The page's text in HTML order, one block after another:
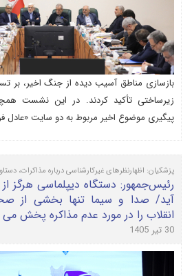
بازسازی مناطق آسیب دیده از جنگ اخیر، بر
زیرساختی تأکید کردند. در این نشست
پیگیری موضوع اخیر مربوط به دو سایت «عادل
پزشکیان: اظهارنظرهای غیرکارشناسی درباره مذاکرات،
رئیس‌جمهور: ‌دستگاه دیپلماسی هرگز
آید/ صدا و سیما تنها بخشی از
انقلاب را در مورد عدم مذاکره پخش می
30 تیر 1405